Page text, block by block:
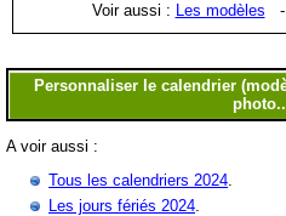
Voir aussi : Les modèles
A voir aussi :
Tous les calendriers 2024.
Les jours fériés 2024.